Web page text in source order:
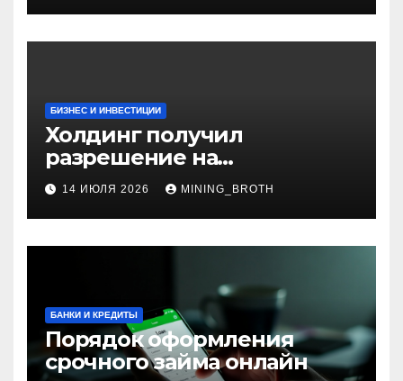
БИЗНЕС И ИНВЕСТИЦИИ
Холдинг получил
разрешение на
приобретение банка в
Турции
14 ИЮЛЯ 2026 MINING_BROTH
БАНКИ И КРЕДИТЫ
Порядок оформления
срочного займа онлайн